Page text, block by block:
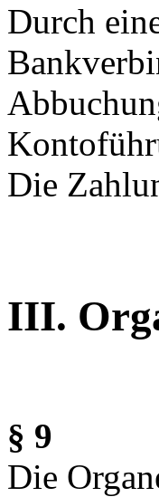
Durch
Die
III.
§ 9
Die